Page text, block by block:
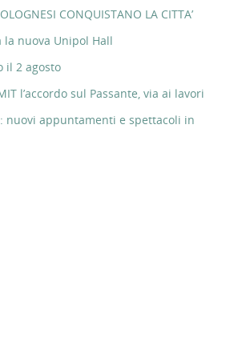
CONQUISTANO LA CITTA’
la nuova Unipol Hall
il 2 agosto
l’accordo sul Passante, via ai lavori
nuovi appuntamenti e spettacoli in